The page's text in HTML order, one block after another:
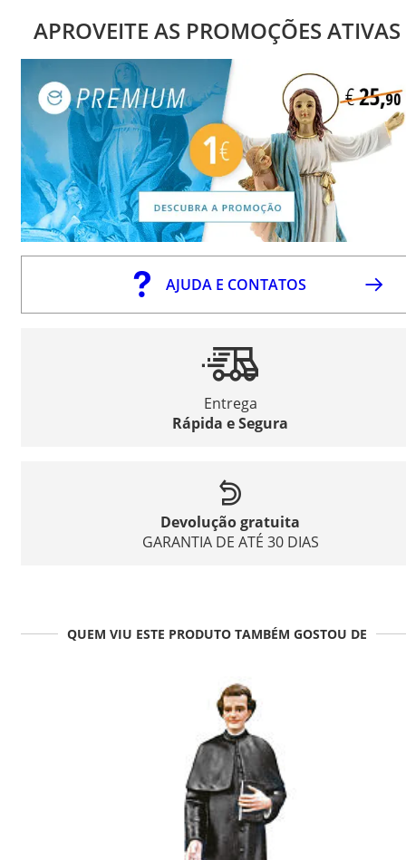
APROVEITE AS PROMOÇÕES ATIVAS
AJUDA E CONTATOS
Entrega
Rápida e Segura
Devolução gratuita
GARANTIA DE ATÉ 30 DIAS
QUEM VIU ESTE PRODUTO TAMBÉM GOSTOU DE